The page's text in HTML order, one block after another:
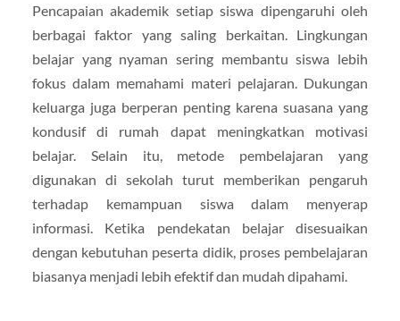
Pencapaian akademik setiap siswa dipengaruhi oleh
berbagai faktor yang saling berkaitan. Lingkungan
belajar yang nyaman sering membantu siswa lebih
fokus dalam memahami materi pelajaran. Dukungan
keluarga juga berperan penting karena suasana yang
kondusif di rumah dapat meningkatkan motivasi
belajar. Selain itu, metode pembelajaran yang
digunakan di sekolah turut memberikan pengaruh
terhadap kemampuan siswa dalam menyerap
informasi. Ketika pendekatan belajar disesuaikan
dengan kebutuhan peserta didik, proses pembelajaran
biasanya menjadi lebih efektif dan mudah dipahami.